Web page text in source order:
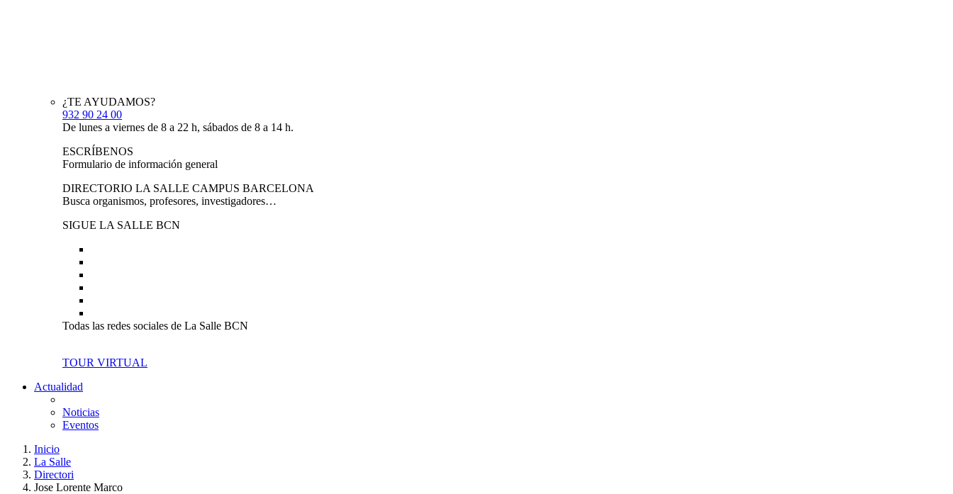
¿TE AYUDAMOS?
932 90 24 00
De lunes a viernes de 8 a 22 h, sábados de 8 a 14 h.
ESCRÍBENOS
Formulario de información general
DIRECTORIO LA SALLE CAMPUS BARCELONA
Busca organismos, profesores, investigadores…
SIGUE LA SALLE BCN
Todas las redes sociales de La Salle BCN
TOUR VIRTUAL
Actualidad
Noticias
Eventos
Inicio
La Salle
Directori
Jose Lorente Marco